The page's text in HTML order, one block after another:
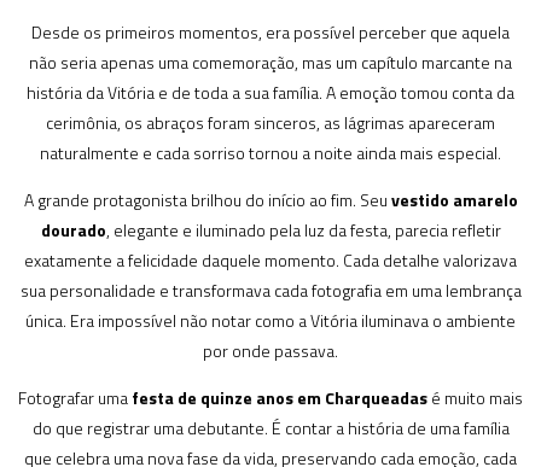
Desde os primeiros momentos, era possível perceber que aquela
não seria apenas uma comemoração, mas um capítulo marcante na
história da Vitória e de toda a sua família. A emoção tomou conta da
cerimônia, os abraços foram sinceros, as lágrimas apareceram
naturalmente e cada sorriso tornou a noite ainda mais especial.
A grande protagonista brilhou do início ao fim. Seuvestido amarelo
dourado, elegante e iluminado pela luz da festa, parecia refletir
exatamente a felicidade daquele momento. Cada detalhe valorizava
sua personalidade e transformava cada fotografia em uma lembrança
única. Era impossível não notar como a Vitória iluminava o ambiente
por onde passava.
Fotografar umafesta de quinze anos em Charqueadasé muito mais
do que registrar uma debutante. É contar a história de uma família
que celebra uma nova fase da vida, preservando cada emoção, cada